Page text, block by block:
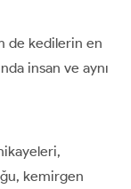
de kedilerin en
insan ve aynı
kemirgen